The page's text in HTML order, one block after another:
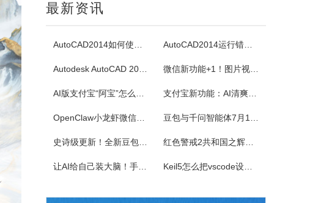
《腾讯桌球》真人实时对战桌球手游，还原现实桌球玩法-8球、斯诺克、9球、血流玩法，简单流行的操作方式，绚丽的动画特效，配以真实的物理参数，精准的进球，激动人心的赛事。游戏设有1V1匹配、3人欢乐场、8人锦标赛、斯诺克、9球玩法、血流等玩法，玩家可以自由选择参与，并用自己精湛的技巧来获得丰厚的奖金。尖...
《超级台球大师》是一款能成为荣耀王者的桌球游戏，排位赛的玩法真的太！爽！啦！游戏还原了真实的8球和斯诺克玩法，简单易上手的操作方式，真实的物理反馈，配以炫酷的动画特效，加上激动人心的赛事。我们在线上为广大球友准备了一个丰富多彩的桌球竞技世界。
佳能Canon imageFORCE C5150 驱动
最新资讯
AutoCAD2014如何使用图案填充 AutoCAD2014运行错误怎么办
Autodesk AutoCAD 2014安装教程 微信新功能+1！图片视频合并功能来了
AI版支付宝“阿宝”怎么用？右滑切换方法与内测邀请码获取指南 支付宝新功能：AI清爽版“阿宝”公测！
OpenClaw小龙虾微信接入教程：服务器部署、API Key配置 豆包与千问智能体7月15日下线！附3步完整数据备份与导出教程
史诗级更新！全新豆包视频通话功能来了 红色警戒2共和国之辉快捷键
让AI给自己装大脑！手把手教你学会安装使用Agent Skill Keil5怎么把vscode设置外部编辑器